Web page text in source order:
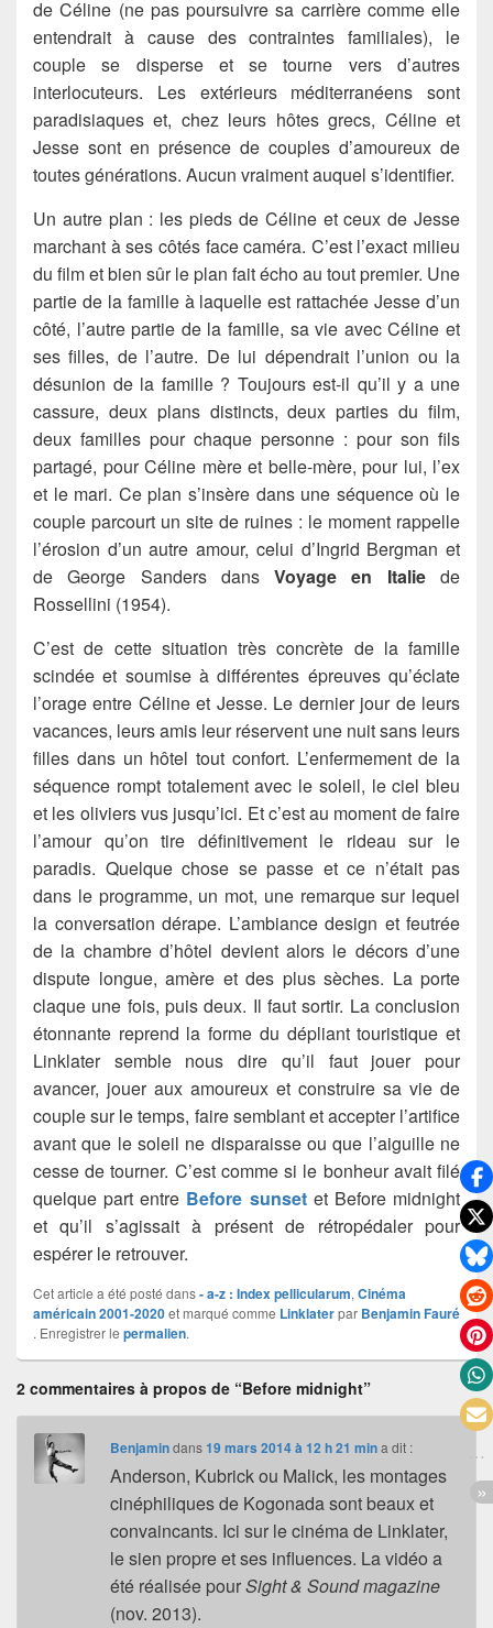
de Céline (ne pas poursuivre sa carrière comme elle
entendrait à cause des contraintes familiales), le
couple se disperse et se tourne vers d’autres
interlocuteurs. Les extérieurs méditerranéens sont
paradisiaques et, chez leurs hôtes grecs, Céline et
Jesse sont en présence de couples d’amoureux de
toutes générations. Aucun vraiment auquel s’identifier.
Un autre plan : les pieds de Céline et ceux de Jesse
marchant à ses côtés face caméra. C’est l’exact milieu
du film et bien sûr le plan fait écho au tout premier. Une
partie de la famille à laquelle est rattachée Jesse d’un
côté, l’autre partie de la famille, sa vie avec Céline et
ses filles, de l’autre. De lui dépendrait l’union ou la
désunion de la famille ? Toujours est-il qu’il y a une
cassure, deux plans distincts, deux parties du film,
deux familles pour chaque personne : pour son fils
partagé, pour Céline mère et belle-mère, pour lui, l’ex
et le mari. Ce plan s’insère dans une séquence où le
couple parcourt un site de ruines : le moment rappelle
l’érosion d’un autre amour, celui d’Ingrid Bergman et
de George Sanders dansVoyage en Italiede
Rossellini (1954).
C’est de cette situation très concrète de la famille
scindée et soumise à différentes épreuves qu’éclate
l’orage entre Céline et Jesse. Le dernier jour de leurs
vacances, leurs amis leur réservent une nuit sans leurs
filles dans un hôtel tout confort. L’enfermement de la
séquence rompt totalement avec le soleil, le ciel bleu
et les oliviers vus jusqu’ici. Et c’est au moment de faire
l’amour qu’on tire définitivement le rideau sur le
paradis. Quelque chose se passe et ce n’était pas
dans le programme, un mot, une remarque sur lequel
la conversation dérape. L’ambiance design et feutrée
de la chambre d’hôtel devient alors le décors d’une
dispute longue, amère et des plus sèches. La porte
claque une fois, puis deux. Il faut sortir. La conclusion
étonnante reprend la forme du dépliant touristique et
Linklater semble nous dire qu’il faut jouer pour
avancer, jouer aux amoureux et construire sa vie de
couple sur le temps, faire semblant et accepter l’artifice
avant que le soleil ne disparaisse ou que l’aiguille ne
cesse de tourner. C’est comme si le bonheur avait filé
quelque part entre Before sunsetet Before midnight
et qu’il s’agissait à présent de rétropédaler pour
espérer le retrouver.
Cet article a été posté dans- a-z : Index pellicularum, Cinéma
américain 2001-2020et marqué comme Linklaterpar Benjamin Fauré
. Enregistrer le permalien.
2 commentaires à propos de “Before midnight”
Benjamindans19 mars 2014 à 12 h 21 min a dit :
Anderson, Kubrick ou Malick, les montages
cinéphiliques de Kogonada sont beaux et
convaincants. Ici sur le cinéma de Linklater,
le sien propre et ses influences. La vidéo a
été réalisée pourSight & Sound magazine
(nov. 2013).